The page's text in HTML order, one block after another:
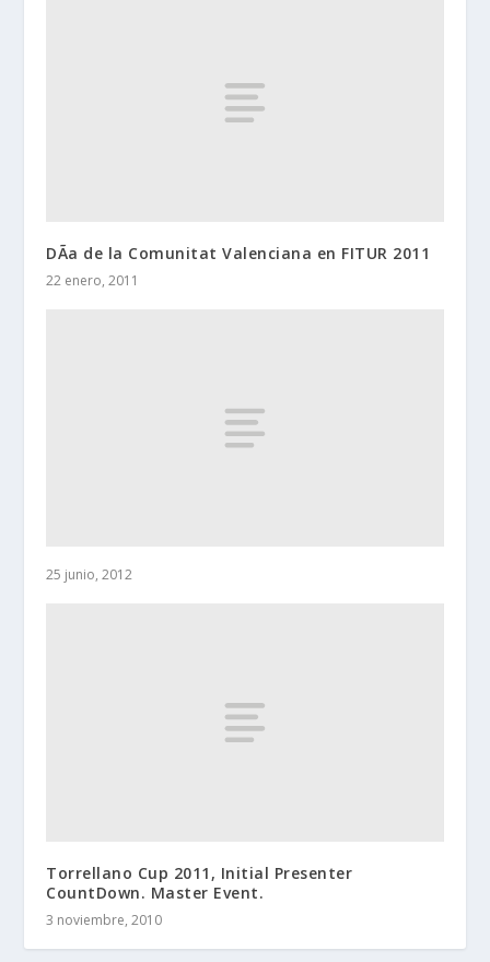
DÃ­a de la Comunitat Valenciana en FITUR 2011
22 enero, 2011
25 junio, 2012
Torrellano Cup 2011, Initial Presenter
CountDown. Master Event.
3 noviembre, 2010